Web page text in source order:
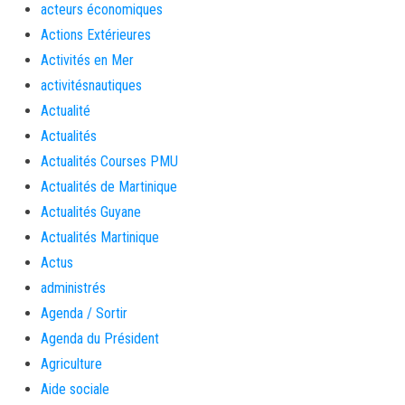
acteurs économiques
Actions Extérieures
Activités en Mer
activitésnautiques
Actualité
Actualités
Actualités Courses PMU
Actualités de Martinique
Actualités Guyane
Actualités Martinique
Actus
administrés
Agenda / Sortir
Agenda du Président
Agriculture
Aide sociale